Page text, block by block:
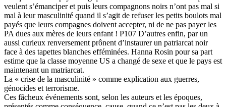
veulent s’émanciper et puis leurs compagnons noirs n’ont pas mal si
mal à leur masculinité quand il s’agit de refuser les petits boulots mal
payés que leurs compagnes doivent accepter, ni de ne pas payer les
PA dues aux mères de leurs enfant ! P107 D’autres enfin, par un
aussi curieux renversement prônent d’instaurer un patriarcat noir
face à des tapettes blanches efféminées. Hanna Rosin pour sa part
estime que la classe moyenne US a changé de sexe et que le pays est
maintenant un matriarcat.
La « crise de la masculinité » comme explication aux guerres,
génocides et terrorisme.
Ces fâcheux événements sont, selon les auteurs et les époques,